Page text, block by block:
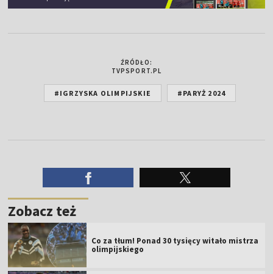
ŹRÓDŁO:
TVPSPORT.PL
#IGRZYSKA OLIMPIJSKIE #PARYŻ 2024
Zobacz też
Co za tłum! Ponad 30 tysięcy witało mistrza
olimpijskiego